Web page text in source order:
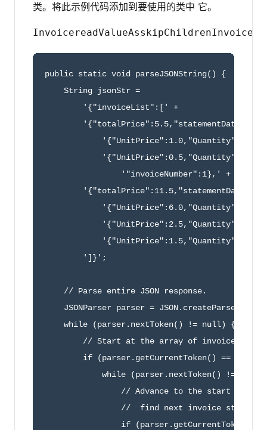
类。将此示例代码添加到要使用的类中 它。
InvoicereadValueAsskipChildrenInvoice
public static void parseJSONString() {
    String jsonStr =
        '{"invoiceList":[' +
                '"invoiceNumber":1},' +
        ']}';
    // Parse entire JSON response.
JSONParser parser =
    while (parser.nextToken() != null) {
        // Start at the array of invoices.
if (parser.getCurrentToken() ==
while (parser.nextToken() != null)
// Advance to the start object
//  find next invoice
if (parser.getCurrentToken()